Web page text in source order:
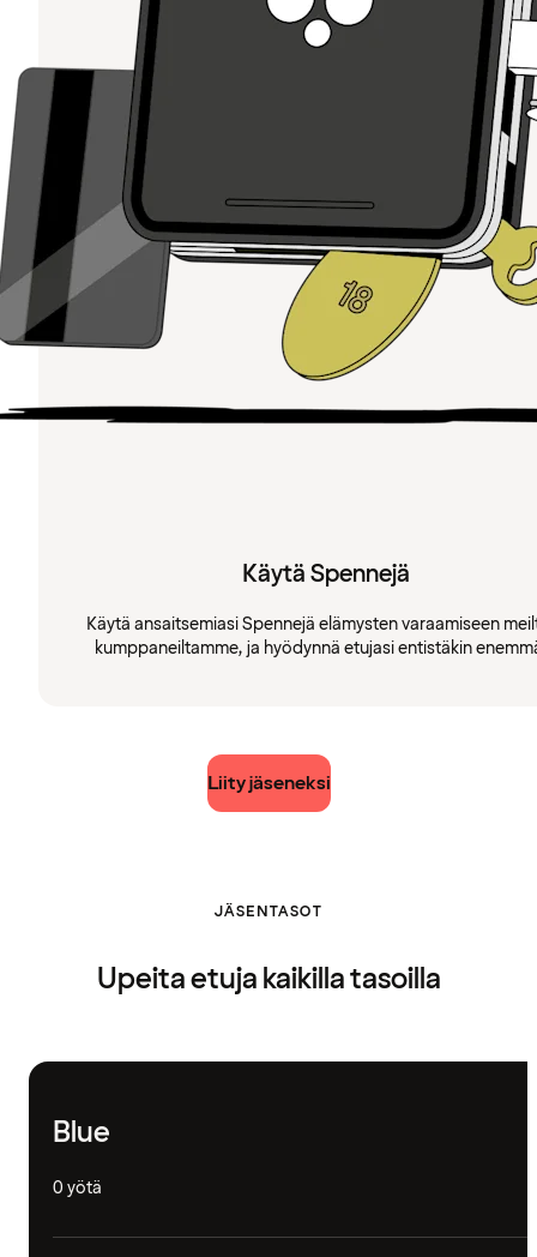
Käytä Spennejä
Käytä ansaitsemiasi Spennejä elämysten varaamiseen
kumppaneiltamme, ja hyödynnä etujasi entistäkin
Liity jäseneksi
JÄSENTASOT
Upeita etuja kaikilla tasoilla
Blue
0 yötä